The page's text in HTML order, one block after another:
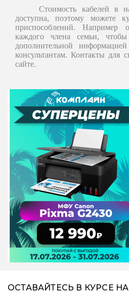
Стоимость кабелей в
доступна, поэтому можете
приспособлений. Например
каждого члена семьи,
дополнительной
консультантам. Контакты для
сайте.
ОСТАВАЙТЕСЬ В КУРСЕ